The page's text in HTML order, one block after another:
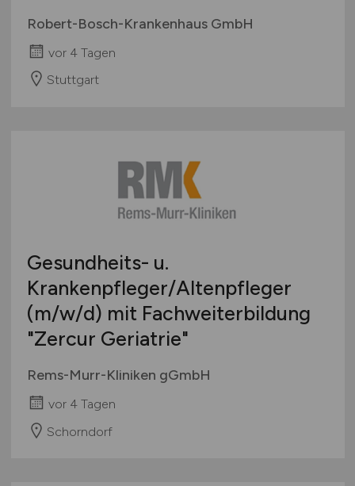
Robert-Bosch-Krankenhaus GmbH
vor 4 Tagen
Stuttgart
Gesundheits- u.
Krankenpfleger/Altenpfleger
(m/w/d) mit Fachweiterbildung
"Zercur Geriatrie"
Rems-Murr-Kliniken gGmbH
vor 4 Tagen
Schorndorf